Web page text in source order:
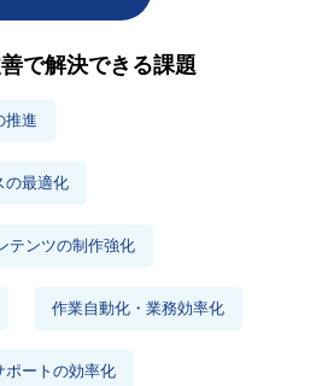
で解決できる課題
推進
の最適化
テンツの制作強化
作業自動化・業務効率化
ポートの効率化